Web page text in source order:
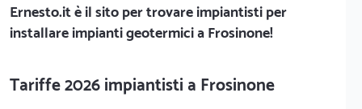
Ernesto.itè il sito per trovare impiantisti per
installare impianti geotermici a Frosinone!
Tariffe 2026 impiantisti a Frosinone